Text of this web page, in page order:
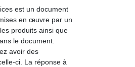
est un document
en œuvre par un
produits ainsi que
le document.
avoir des
ci. La réponse à